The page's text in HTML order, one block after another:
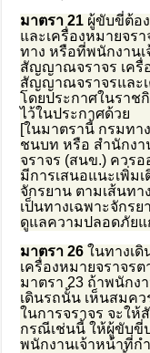
มาตรา 21 ผู้ขับขี่ต้อ
และเครื่องหมายจร
ทาง หรือที่พนักงาน
สัญญาณจราจร เครื่
สัญญาณจราจรและ
โดยประกาศในราช
ไว้ในประกาศด้วย
[ในมาตรานี้ กรมทา
ชนบท หรือ สำนักงา
จราจร (สนข.) ควร
มีการเสนอแนะเพิ่ม
จักรยาน ตามเส้นท
เป็นทางเฉพาะจักร
ดูแลความปลอดภัยแ
มาตรา 26ในทางเ
เครื่องหมายจราจร
มาตรา 23 ถ้าพนักง
เดินรถนั้น เห็นสมค
ในการจราจร จะใ
กรณีเช่นนี้ ให้ผู้ขับ
พนักงานเจ้าหน้าที่ก